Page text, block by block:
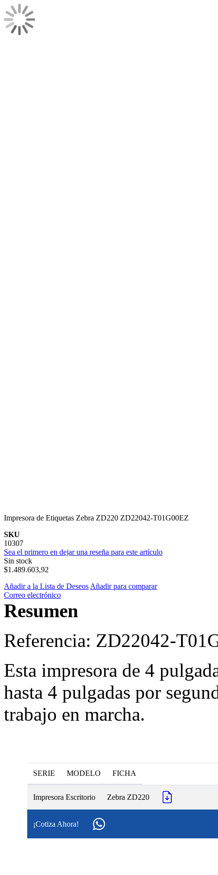
Impresora de Etiquetas Zebra ZD220 ZD22042-T01G00EZ
SKU
10307
Sea el primero en dejar una reseña para este artículo
Sin stock
$1.489.603,92
Añadir a la Lista de Deseos Añadir para comparar
Correo electrónico
Resumen
Referencia: ZD22042-
Esta impresora de 4
hasta 4 pulgadas por
trabajo en marcha.
SERIE MODELO FICHA
Impresora Escritorio Zebra ZD220
¡Cotiza Ahora!